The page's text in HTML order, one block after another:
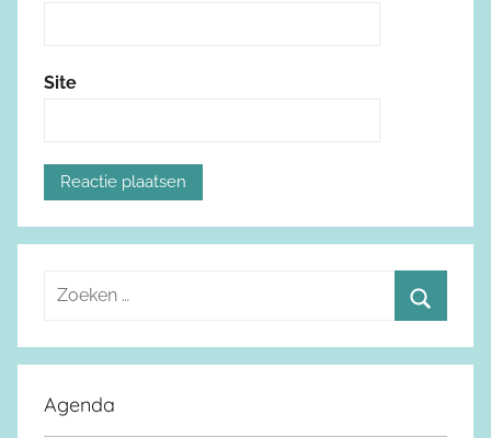
Site
e
e
o
Agenda